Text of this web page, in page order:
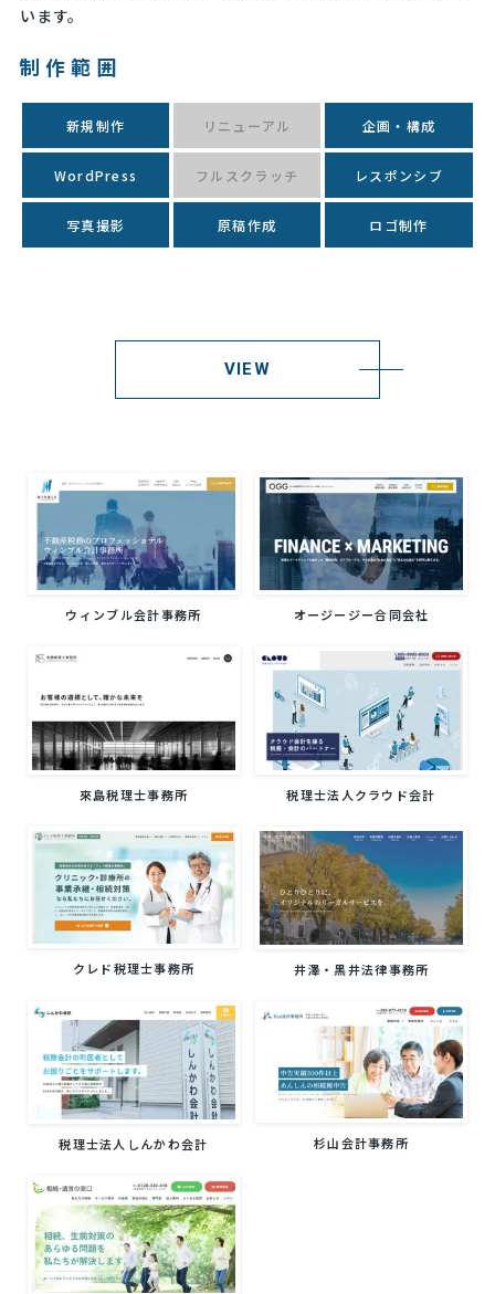
います。
制作範囲
新規制作 リニューアル 企画・構成
WordPress フルスクラッチ レスポンシブ
写真撮影 原稿作成 ロゴ制作
VIEW
ウィンブル会計事務所 オージージー合同会社
來島税理士事務所 税理士法人クラウド会計
クレド税理士事務所 井澤・黒井法律事務所
税理士法人しんかわ会計 杉山会計事務所